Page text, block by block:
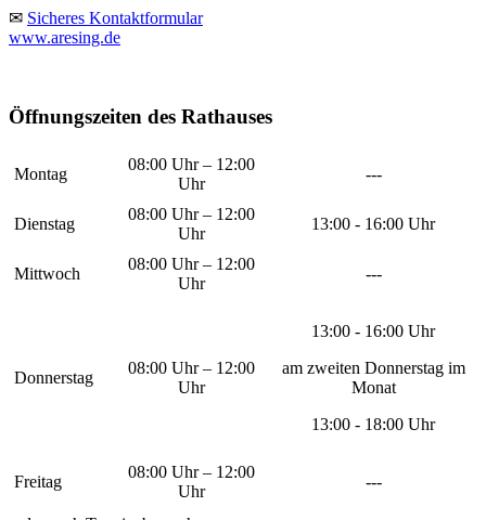
✉ Sicheres Kontaktformular
www.aresing.de
Öffnungszeiten des Rathauses
Montag
08:00 Uhr – 12:00
Uhr
---
Dienstag
08:00 Uhr – 12:00
Uhr
13:00 - 16:00 Uhr
Mittwoch
08:00 Uhr – 12:00
Uhr
---
Donnerstag
08:00 Uhr – 12:00
Uhr
13:00 - 16:00 Uhr
am zweiten Donnerstag im
Monat
13:00 - 18:00 Uhr
Freitag
08:00 Uhr – 12:00
Uhr
---